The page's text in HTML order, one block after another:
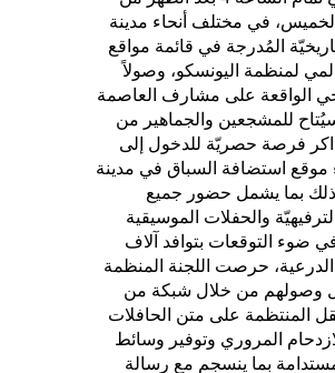
في مختلف أنحاء مدينة
المُدرجة في قائمة مواقع
لمنظمة اليونسكو، وصولاً
الواقعة على مشارف العاصمة
للمشجعين والجماهير من
فرصة حصريّة للدخول إلى
موقع استضافة السباق في مدينة
وذلك بما يشمل حضور جميع
والحفلات الموسيقية
ضوء التوقعات بتوافد آلاف
الدرعية، حرصت اللجنة المنظمة
وصولهم من خلال شبكة من
المنتظمة على متن الحافلات
المروري وتوفير وسائط
بما ينسجم مع رسالة